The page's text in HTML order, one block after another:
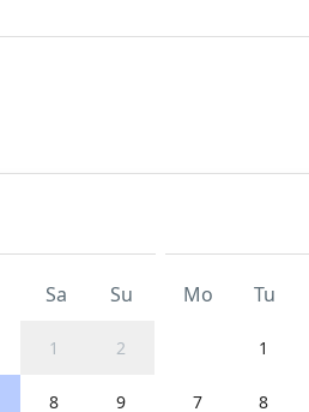
Sa Su
1 2
8 9
Mo Tu
1
7 8